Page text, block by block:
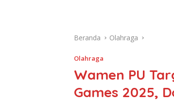
Beranda Olahraga
Olahraga
Wamen PU
Games 2025,